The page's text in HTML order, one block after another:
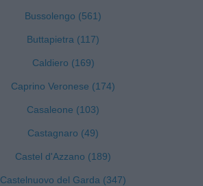
Bussolengo (561)
Buttapietra (117)
Caldiero (169)
Caprino Veronese (174)
Casaleone (103)
Castagnaro (49)
Castel d'Azzano (189)
Castelnuovo del Garda (347)